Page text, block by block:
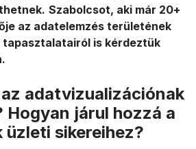
Szabolcsot, aki már 20+
az adatelemzés területének
is kérdeztük
adatvizualizációnak
Hogyan járul hozzá a
üzleti sikereihez?